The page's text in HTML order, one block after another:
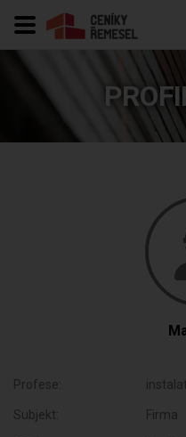
Profese:
Subjekt: Firma